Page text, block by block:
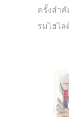
ครั้งสำ
รมไฮไล